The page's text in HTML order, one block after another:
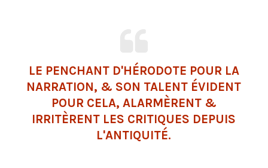
LE PENCHANT D'HÉRODOTE POUR LA
NARRATION, & SON TALENT ÉVIDENT
POUR CELA, ALARMÈRENT &
IRRITÈRENT LES CRITIQUES DEPUIS
L'ANTIQUITÉ.